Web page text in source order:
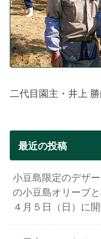
二代目園主・井上
最近の投稿
小豆島限定のデザ
の小豆島オリーブ
４月５日（日）に開